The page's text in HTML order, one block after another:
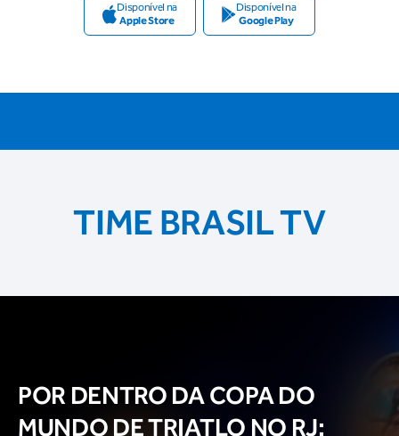
Disponível na
Apple Store
Disponível na
Google Play
TIME BRASIL TV
POR DENTRO DA COPA DO
MUNDO DE TRIATLO NO RJ: